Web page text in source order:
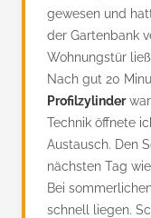
gewesen und
der Gartenbank
Wohnungstür
Nach gut 20
Profilzylinderwar
Technik öffnete
Austausch. Den
nächsten Tag
Bei
schnell liegen.